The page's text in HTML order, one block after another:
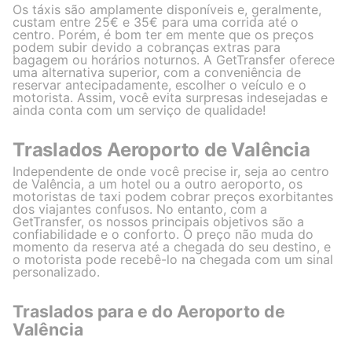
Os táxis são amplamente disponíveis e, geralmente,
custam entre 25€ e 35€ para uma corrida até o
centro. Porém, é bom ter em mente que os preços
podem subir devido a cobranças extras para
bagagem ou horários noturnos. A GetTransfer oferece
uma alternativa superior, com a conveniência de
reservar antecipadamente, escolher o veículo e o
motorista. Assim, você evita surpresas indesejadas e
ainda conta com um serviço de qualidade!
Traslados Aeroporto de Valência
Independente de onde você precise ir, seja ao centro
de Valência, a um hotel ou a outro aeroporto, os
motoristas de taxi podem cobrar preços exorbitantes
dos viajantes confusos. No entanto, com a
GetTransfer, os nossos principais objetivos são a
confiabilidade e o conforto. O preço não muda do
momento da reserva até a chegada do seu destino, e
o motorista pode recebê-lo na chegada com um sinal
personalizado.
Traslados para e do Aeroporto de
Valência